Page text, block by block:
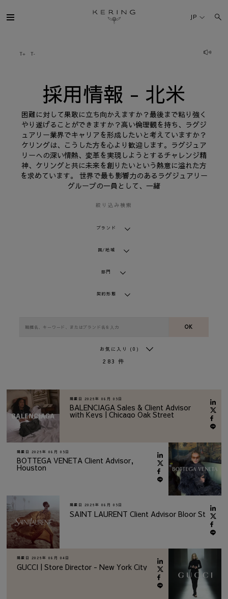
用
情
サステナビリティ
FINANCE
採用情報
JP
採用情報 - 北米
困難に対して果敢に立ち向かえますか？最後まで粘り強く
やり遂げることができますか？高い倫理観を持ち、ラグジ
ュアリー業界でキャリアを形成したいと考えていますか？
ケリングは、こうした方を心より歓迎します。ラグジュア
リーへの深い情熱、変革を実現しようとするチャレンジ精
神、ケリングと共に未来を創りたいという熱意に溢れた方
を求めています。 世界で最も影響力のあるラグジュアリー
グループの一員として、一緒
絞り込み検索
ブランド
国/地域
部門
契約形態
OK
お気に入り (0)
283 件
掲載日 2026年 08月 05日
BALENCIAGA Sales & Client Advisor
with Keys | Chicago Oak Street
掲載日 2026年 08月 05日
BOTTEGA VENETA Client Advisor,
Houston
掲載日 2026年 08月 05日
SAINT LAURENT Client Advisor Bloor St
掲載日 2026年 08月 04日
GUCCI | Store Director - New York City